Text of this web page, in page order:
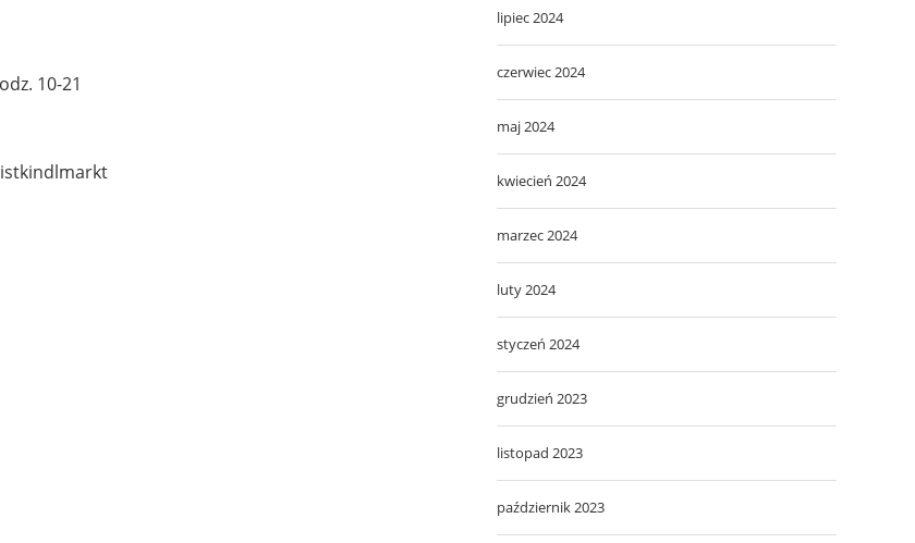
10-21
lipiec 2024
czerwiec 2024
maj 2024
kwiecień 2024
marzec 2024
luty 2024
styczeń 2024
grudzień 2023
listopad 2023
październik 2023